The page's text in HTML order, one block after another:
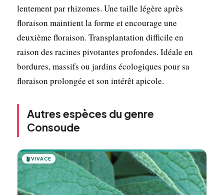
lentement par rhizomes. Une taille légère après
floraison maintient la forme et encourage une
deuxième floraison. Transplantation difficile en
raison des racines pivotantes profondes. Idéale en
bordures, massifs ou jardins écologiques pour sa
floraison prolongée et son intérêt apicole.
Autres espèces du genre
Consoude
🪴VIVACE